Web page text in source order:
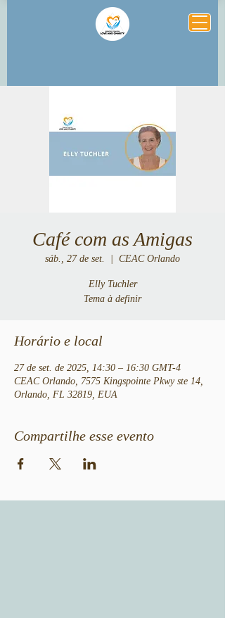
Café com as Amigas
sáb., 27 de set. CEAC Orlando
Elly Tuchler
Tema à definir
Horário e local
27 de set. de 2025, 14:30 – 16:30 GMT-4
CEAC Orlando, 7575 Kingspointe Pkwy ste 14,
Orlando, FL 32819, EUA
Compartilhe esse evento